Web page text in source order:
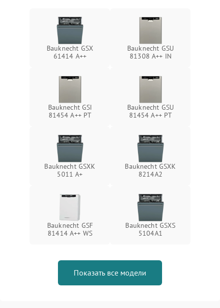
Bauknecht GSX
61414 A++
Bauknecht GSU
81308 A++ IN
Bauknecht GSI
81454 A++ PT
Bauknecht GSU
81454 A++ PT
Bauknecht GSXK
5011 A+
Bauknecht GSXK
8214A2
Bauknecht GSF
81414 A++ WS
Bauknecht GSXS
5104A1
Показать все модели